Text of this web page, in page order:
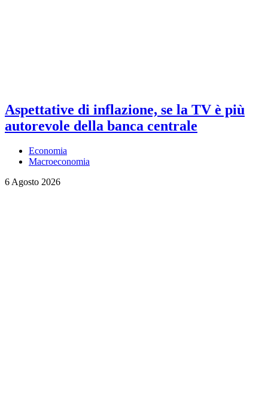
Aspettative di inflazione, se la TV è più
autorevole della banca centrale
Economia
Macroeconomia
6 Agosto 2026